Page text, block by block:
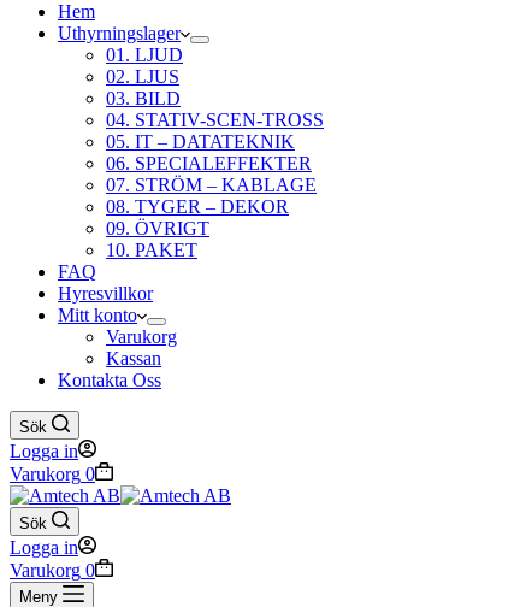
Hem
Uthyrningslager
01. LJUD
02. LJUS
03. BILD
04. STATIV-SCEN-TROSS
05. IT – DATATEKNIK
06. SPECIALEFFEKTER
07. STRÖM – KABLAGE
08. TYGER – DEKOR
09. ÖVRIGT
10. PAKET
FAQ
Hyresvillkor
Mitt konto
Varukorg
Kassan
Kontakta Oss
Sök
Logga in
Varukorg 0
Sök
Logga in
Varukorg 0
Meny